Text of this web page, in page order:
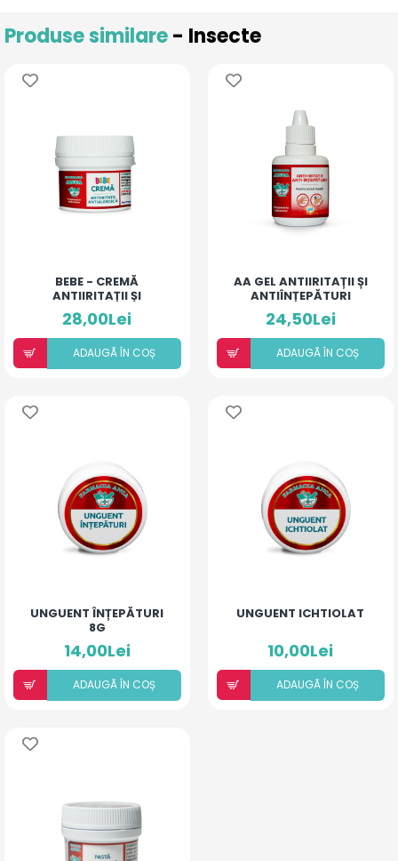
Produse similare- Insecte
BEBE - CREMĂ
ANTIIRITAȚII ȘI
ANTIALERGICĂ
28,00Lei
ADAUGÃ ÎN COȘ
AA GEL ANTIIRITAȚII ȘI
ANTIÎNȚEPĂTURI
PENTRU ARSURI MEDII
24,50Lei
ADAUGÃ ÎN COȘ
UNGUENT ÎNȚEPĂTURI
8G
14,00Lei
ADAUGÃ ÎN COȘ
UNGUENT ICHTIOLAT
10,00Lei
ADAUGÃ ÎN COȘ